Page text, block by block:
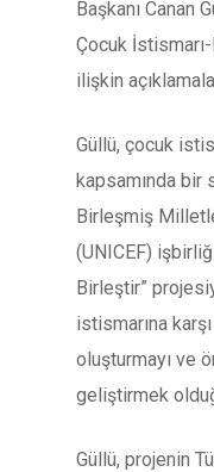
Başkanı Canan
Çocuk
ilişkin
Güllü, çocuk
kapsamında bir
Birleşmiş
(UNICEF)
Birleştir”
istismarına
oluşturmayı ve
geliştirmek
Güllü, projenin